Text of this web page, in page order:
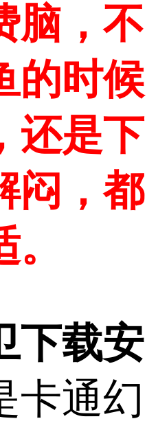
脑，不
的时候
还是下
闷，都
下载安
卡通幻